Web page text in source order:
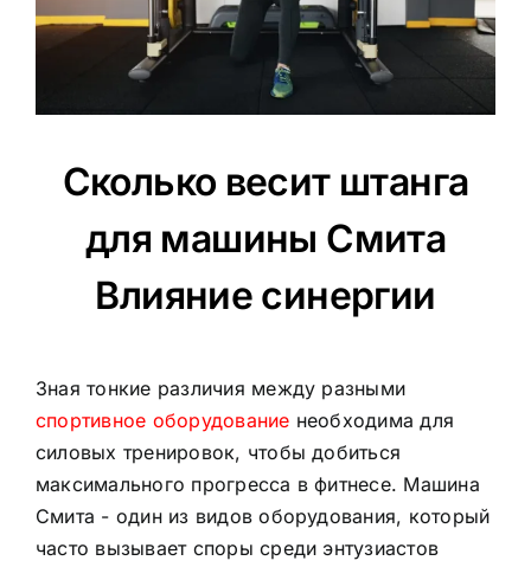
Сколько весит штанга
для машины Смита
Влияние синергии
Зная тонкие различия между разными
спортивное оборудование необходима для
силовых тренировок, чтобы добиться
максимального прогресса в фитнесе. Машина
Смита - один из видов оборудования, который
часто вызывает споры среди энтузиастов